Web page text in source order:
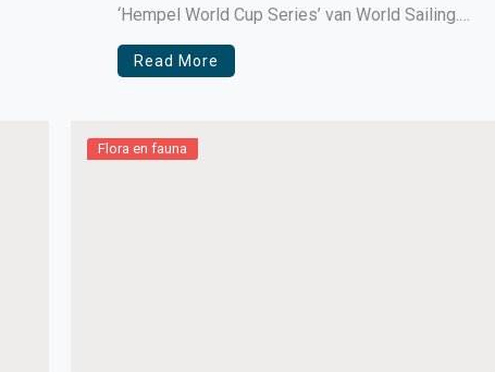
‘Hempel World Cup Series’ van World Sailing.
Voor dit nieuwe wereldbekerevenement zijn tot
nu bijna 300 zeilers ingeschreven uit 47 landen.
Read More
Flora en fauna